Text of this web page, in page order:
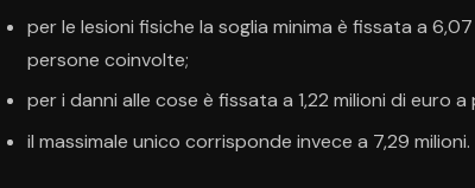
per le lesioni fisiche la soglia minima è fissata a
persone coinvolte;
per i danni alle cose è fissata a 1,22 milioni di euro
il massimale unico corrisponde invece a 7,29 milioni.